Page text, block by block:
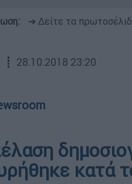
➔ Δείτε τα
┋ 28.10.2018 23:20
κατά